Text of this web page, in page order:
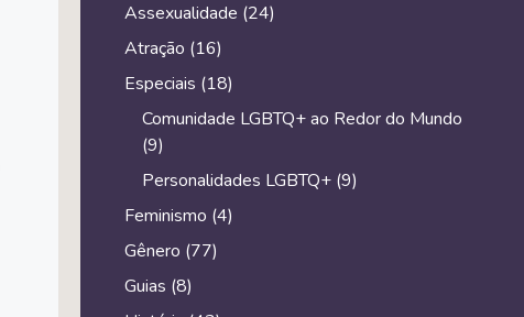
Assexualidade (24)
Atração (16)
Especiais (18)
Comunidade LGBTQ+ ao Redor do Mundo
(9)
Personalidades LGBTQ+(9)
Feminismo (4)
Gênero (77)
Guias (8)